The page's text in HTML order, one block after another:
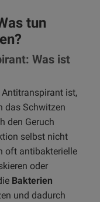
tun
Was ist
Antitranspirant ist,
das Schwitzen
den Geruch
selbst nicht
oft antibakterielle
oder
Bakterien
und dadurch